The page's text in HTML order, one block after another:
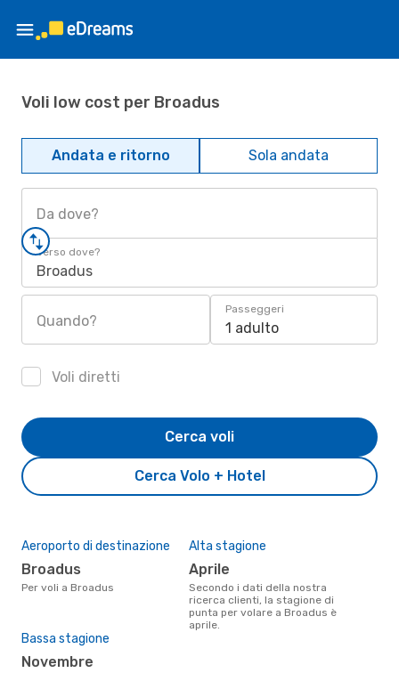
Voli low cost per Broadus
Andata e ritorno Sola andata
Da dove?
Verso dove?
Broadus
Quando?
Passeggeri
1 adulto
Voli diretti
Cerca Volo + Hotel
Cerca voli
Aeroporto di destinazione
Broadus
Per voli a Broadus
Alta stagione
aprile
Secondo i dati della nostra
ricerca clienti, la stagione di
punta per volare a Broadus è
aprile.
Bassa stagione
novembre